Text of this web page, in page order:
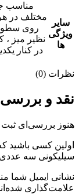
سایر
ویژگی
ها
مختلف در
روی
نظیر میز ،
در کنار
نظرات (0)
نقد و
هنوز بررسی‌ای
اولین کسی باشید
سیلیکونی سه
نشانی ایمیل شما
علامت‌گذاری